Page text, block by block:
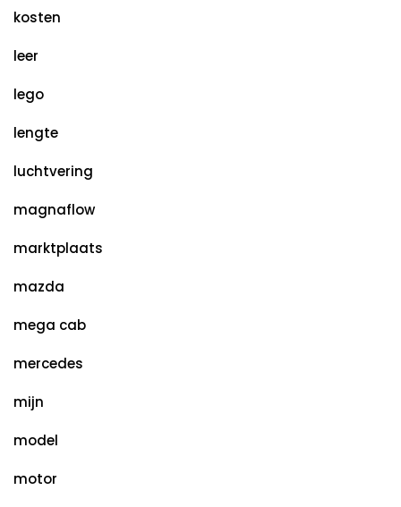
kosten
leer
lego
lengte
luchtvering
magnaflow
marktplaats
mazda
mega cab
mercedes
mijn
model
motor